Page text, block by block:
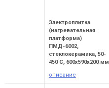
Электроплитка
(нагревательная
платформа)
ПМД-6002,
стеклокерамика, 50-
450 С, 600х590х200 мм
описание